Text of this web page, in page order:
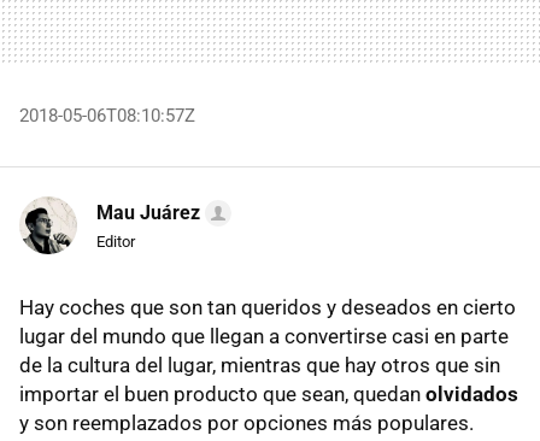
2018-05-06T08:10:57Z
Mau Juárez
Editor
Hay coches que son tan queridos y deseados en cierto
lugar del mundo que llegan a convertirse casi en parte
de la cultura del lugar, mientras que hay otros que sin
importar el buen producto que sean, quedan olvidados
y son reemplazados por opciones más populares.